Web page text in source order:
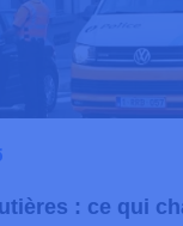
: ce qui